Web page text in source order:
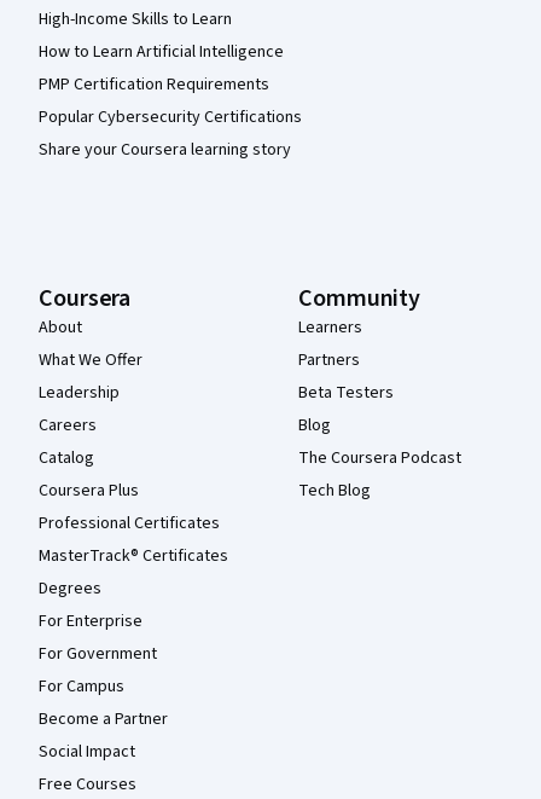
High-Income Skills to Learn
How to Learn Artificial Intelligence
PMP Certification Requirements
Popular Cybersecurity Certifications
Share your Coursera learning story
Coursera
About
What We Offer
Leadership
Careers
Catalog
Coursera Plus
Professional Certificates
MasterTrack® Certificates
Degrees
For Enterprise
For Government
For Campus
Become a Partner
Social Impact
Free Courses
Community
Learners
Partners
Beta Testers
Blog
The Coursera Podcast
Tech Blog